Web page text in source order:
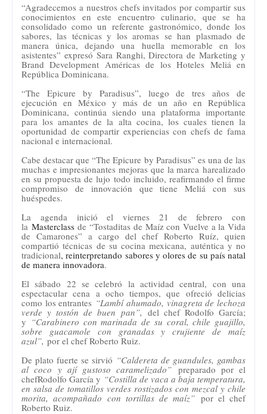
“Agradecemos a nuestros chefs invitados por compartir sus
conocimientos en este encuentro culinario, que se ha
consolidado como un referente gastronómico, donde los
sabores, las técnicas y los aromas se han plasmado de
manera única, dejando una huella memorable en los
asistentes” expresó Sara Ranghi, Directora de Marketing y
Brand Development Américas de los Hoteles Meliá en
República Dominicana.
“The Epicure by Paradisus”, luego de tres años de
ejecución en México y más de un año en República
Dominicana, continúa siendo una plataforma importante
para los amantes de la alta cocina, los cuales tienen la
oportunidad de compartir experiencias con chefs de fama
nacional e internacional.
Cabe destacar que “The Epicure by Paradisus” es una de las
muchas e impresionantes mejoras que la marca harealizado
en su propuesta de lujo todo incluido, reafirmando el firme
compromiso de innovación que tiene Meliá con sus
huéspedes.
La agenda inició el viernes 21 de febrero con
la Masterclassde “Tostaditas de Maíz con Vuelve a la Vida
de Camarones” a cargo del chef Roberto Ruíz, quien
compartió técnicas de su cocina mexicana, auténtica y no
tradicional, reinterpretando sabores y olores de su país natal
de manera innovadora.
El sábado 22 se celebró la actividad central, con una
espectacular cena a ocho tiempos, que ofreció delicias
como los entrantes “Lambí ahumado, vinagreta de lechoza
verde y tostón de buen pan”, del chef Rodolfo García;
y “Carabinero con marinada de su coral, chile guajillo,
sobre guacamole con granadas y crujiente de maíz
azul”, por el chef Roberto Ruiz.
De plato fuerte se sirvió “Caldereta de guandules, gambas
al coco y ají gustoso caramelizado” preparado por el
chefRodolfo García y “Costilla de vaca a baja temperatura,
en salsa de tomatillos verdes rostizados con mezcal y chile
morita, acompañado con tortillas de maíz” por el chef
Roberto Ruiz.